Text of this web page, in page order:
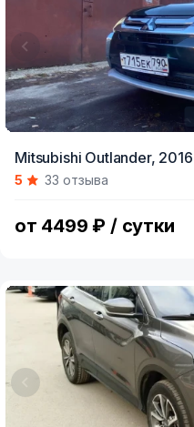
of
Mitsubishi Outlander, 2016
5
33 отзыва
от 4499 ₽ / сутки